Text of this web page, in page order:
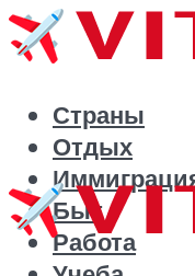
Страны
Отдых
Быт
Работа